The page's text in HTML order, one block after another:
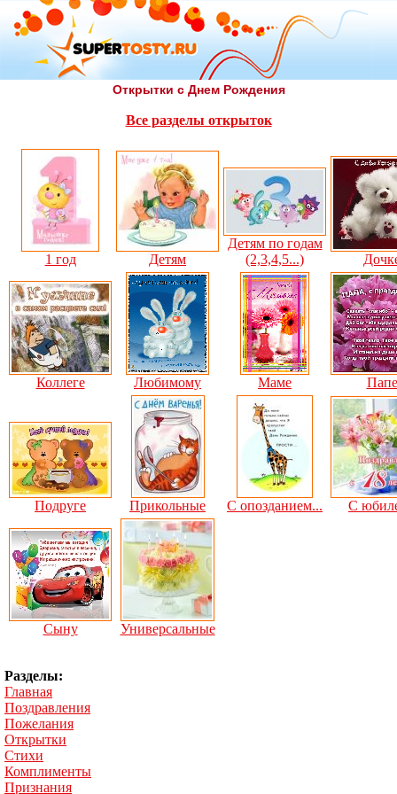
Открытки с Днем Рождения
Все разделы открыток
1 год Детям
Детям по годам
(2,3,4,5...)
Коллеге Любимому Маме Папе
Подруге Прикольные С опозданием... С
Сыну Универсальные
Разделы:
Главная
Поздравления
Пожелания
Открытки
Стихи
Комплименты
Признания